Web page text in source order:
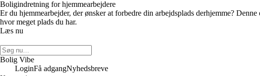
Boligindretning for hjemmearbejdere
Er du hjemmearbejder, der ønsker at forbedre din arbejdsplads derhjemme?
hvor meget plads du har.
Læs nu
Bolig Vibe
LoginFå adgangNyhedsbreve